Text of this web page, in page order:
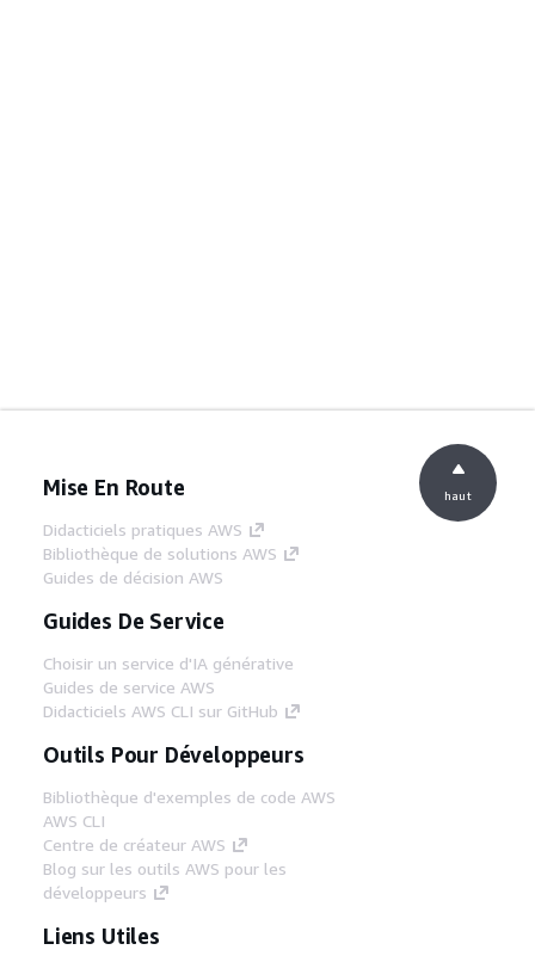
Mise En Route
Didacticiels pratiques AWS
Bibliothèque de solutions AWS
Guides de décision AWS
Guides De Service
Choisir un service d'IA générative
Guides de service AWS
Didacticiels AWS CLI sur GitHub
Outils Pour Développeurs
Bibliothèque d'exemples de code AWS
AWS CLI
Centre de créateur AWS
Blog sur les outils AWS pour les
développeurs
Liens Utiles
haut